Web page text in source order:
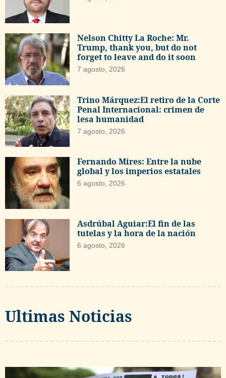
Nelson Chitty La Roche: Mr.
Trump, thank you, but do not
forget to leave and do it soon
7 agosto, 2026
Trino Márquez:El retiro de la Corte
Penal Internacional: crimen de
lesa humanidad
7 agosto, 2026
Fernando Mires: Entre la nube
global y los imperios estatales
6 agosto, 2026
Asdrúbal Aguiar:El fin de las
tutelas y la hora de la nación
6 agosto, 2026
Ultimas Noticias